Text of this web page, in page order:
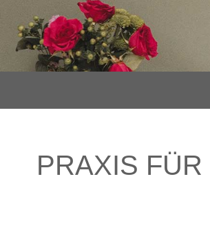
PRAXIS